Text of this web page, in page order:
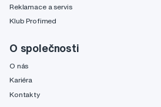
Reklamace a servis
Klub Profimed
O společnosti
O nás
Kariéra
Kontakty